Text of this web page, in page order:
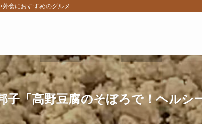
食におすすめのグルメ
子「高野豆腐のそぼろで！ヘル